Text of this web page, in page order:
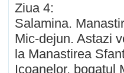
Ziua 4:
Salamina.
Mic-dejun. Astazi
la Manastirea
Icoanelor, bogatul